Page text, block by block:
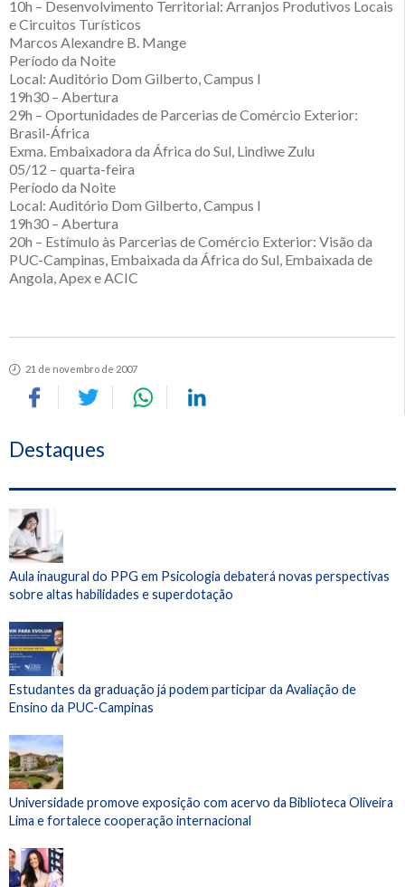
10h – Desenvolvimento Territorial: Arranjos Produtivos Locais
e Circuitos Turísticos
Marcos Alexandre B. Mange
Período da Noite
Local: Auditório Dom Gilberto, Campus I
19h30 – Abertura
29h – Oportunidades de Parcerias de Comércio Exterior:
Brasil-África
Exma. Embaixadora da África do Sul, Lindiwe Zulu
05/12 – quarta-feira
Período da Noite
Local: Auditório Dom Gilberto, Campus I
19h30 – Abertura
20h – Estímulo às Parcerias de Comércio Exterior: Visão da
PUC-Campinas, Embaixada da África do Sul, Embaixada de
Angola, Apex e ACIC
21 de novembro de 2007
Destaques
Aula inaugural do PPG em Psicologia debaterá novas perspectivas
sobre altas habilidades e superdotação
Estudantes da graduação já podem participar da Avaliação de
Ensino da PUC-Campinas
Universidade promove exposição com acervo da Biblioteca Oliveira
Lima e fortalece cooperação internacional